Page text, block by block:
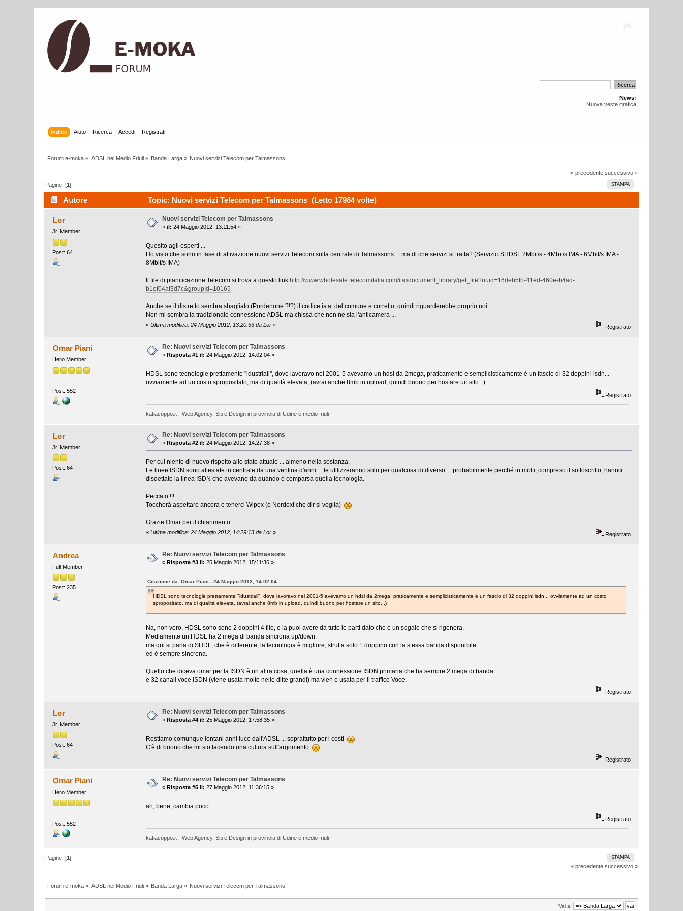
News:
Nuova veste grafica
Indice Aiuto Ricerca Accedi Registrati
Forum e-moka » ADSL nel Medio Friuli» Banda Larga » Nuovi servizi Telecom per Talmassons
« precedente successivo »
STAMPA
Pagine: [1]
Autore Topic: Nuovi servizi Telecom per Talmassons (Letto 17984 volte)
Lor
Jr. Member
Post: 64
Nuovi servizi Telecom per Talmassons
«il: 24 Maggio 2012, 13:11:54 »
Quesito agli esperti ...
Ho visto che sono in fase di attivazione nuovi servizi Telecom sulla centrale di Talmassons ... ma di che servizi si tratta? (Servizio SHDSL 2Mbit/s - 4Mbit/s IMA - 6Mbit/s IMA -
8Mbit/s IMA)
Il file di pianificazione Telecom si trova a questo link http://www.wholesale.telecomitalia.com/it/c/document_library/get_file?uuid=16deb5fb-41ed-460e-b4ad-
b1ef04af3d7c&groupId=10165
Anche se il distretto sembra sbagliato (Pordenone ?!?) il codice istat del comune è corretto; quindi riguarderebbe proprio noi.
Non mi sembra la tradizionale connessione ADSL ma chissà che non ne sia l'anticamera ...
« Ultima modifica: 24 Maggio 2012, 13:20:53 da Lor» Registrato
Omar Piani
Hero Member
Post: 552
Re: Nuovi servizi Telecom per Talmassons
« Risposta #1 il: 24 Maggio 2012, 14:02:04 »
HDSL sono tecnologie prettamente "idustriali", dove lavoravo nel 2001-5 avevamo un hdsl da 2mega, praticamente e semplicisticamente è un fascio di 32 doppini isdn...
ovviamente ad un costo spropositato, ma di qualità elevata, (avrai anche 8mb in upload, quindi buono per hostare un sito...)
Registrato
katiacoppo.it - Web Agency, Siti e Design in provincia di Udine e medio friuli
Lor
Jr. Member
Post: 64
Re: Nuovi servizi Telecom per Talmassons
«Risposta #2 il: 24 Maggio 2012, 14:27:38 »
Per cui niente di nuovo rispetto allo stato attuale ... almeno nella sostanza.
Le linee ISDN sono attestate in centrale da una ventina d'anni ... le utilizzeranno solo per qualcosa di diverso ... probabilmente perché in molti, compreso il sottoscritto, hanno
disdettato la linea ISDN che avevano da quando è comparsa quella tecnologia.
Peccato !!!
Toccherà aspettare ancora e tenerci Wipex (o Nordext che dir si voglia)
Grazie Omar per il chiarimento
« Ultima modifica: 24 Maggio 2012, 14:29:13 da Lor» Registrato
Andrea
Full Member
Post: 235
Re: Nuovi servizi Telecom per Talmassons
«Risposta #3 il: 25 Maggio 2012, 15:11:36 »
Citazione da: Omar Piani - 24 Maggio 2012, 14:02:04
HDSL sono tecnologie prettamente "idustriali", dove lavoravo nel 2001-5 avevamo un hdsl da 2mega, praticamente e semplicisticamente è un fascio di 32 doppini isdn... ovviamente ad un costo
spropositato, ma di qualità elevata, (avrai anche 8mb in upload, quindi buono per hostare un sito...)
Na, non vero, HDSL sono sono 2 doppini 4 file, e la puoi avere da tutte le parti dato che è un segale che si rigenera.
Mediamente un HDSL ha 2 mega di banda sincrona up/down.
ma qui si parla di SHDL, che è differente, la tecnologia è migliore, sfrutta solo 1 doppino con la stessa banda disponibile
ed è sempre sincrona.
Quello che diceva omar per la ISDN è un altra cosa, quella è una connessione ISDN primaria che ha sempre 2 mega di banda
e 32 canali voce ISDN (viene usata molto nelle ditte grandi) ma vien e usata per il traffico Voce.
Registrato
Lor
Jr. Member
Post: 64
Re: Nuovi servizi Telecom per Talmassons
«Risposta #4 il: 25 Maggio 2012, 17:58:35 »
Restiamo comunque lontani anni luce dall'ADSL ... soprattutto per i costi
C'è di buono che mi sto facendo una cultura sull'argomento
Registrato
Omar Piani
Hero Member
Post: 552
Re: Nuovi servizi Telecom per Talmassons
« Risposta #5 il: 27 Maggio 2012, 11:36:15 »
ah, bene, cambia poco..
Registrato
katiacoppo.it - Web Agency, Siti e Design in provincia di Udine e medio friuli
STAMPA
Pagine: [1]
« precedente successivo »
Forum e-moka » ADSL nel Medio Friuli» Banda Larga » Nuovi servizi Telecom per Talmassons
Vai a: